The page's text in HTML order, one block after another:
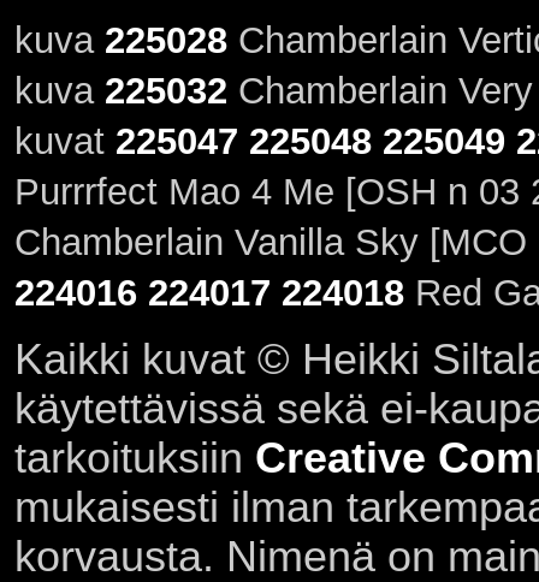
kuva 225028Chamberlain
kuva 225032 Chamberlain
kuvat 225047 225048 225049
Purrrfect Mao 4 Me [OSH n
Chamberlain Vanilla Sky
224016 224017 224018Red
Kaikki kuvat © Heikki
käytettävissä sekä ei-
tarkoituksiin Creative
mukaisesti ilman
korvausta. Nimenä on